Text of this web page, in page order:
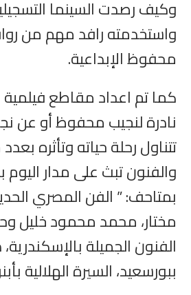
وكيف رصدت السينما
واستخدمته رافد مهم من
محفوظ الإبداعية.
كما تم اعداد مقاطع
نادرة لنجيب محفوظ أو عن
تتناول رحلة حياته وتأثره
والفنون تبث على مدار اليوم
بمتاحف: ” الفن المصري
مختار، محمد محمود خليل
الفنون الجميلة
ببورسعيد، السيرة الهلالية